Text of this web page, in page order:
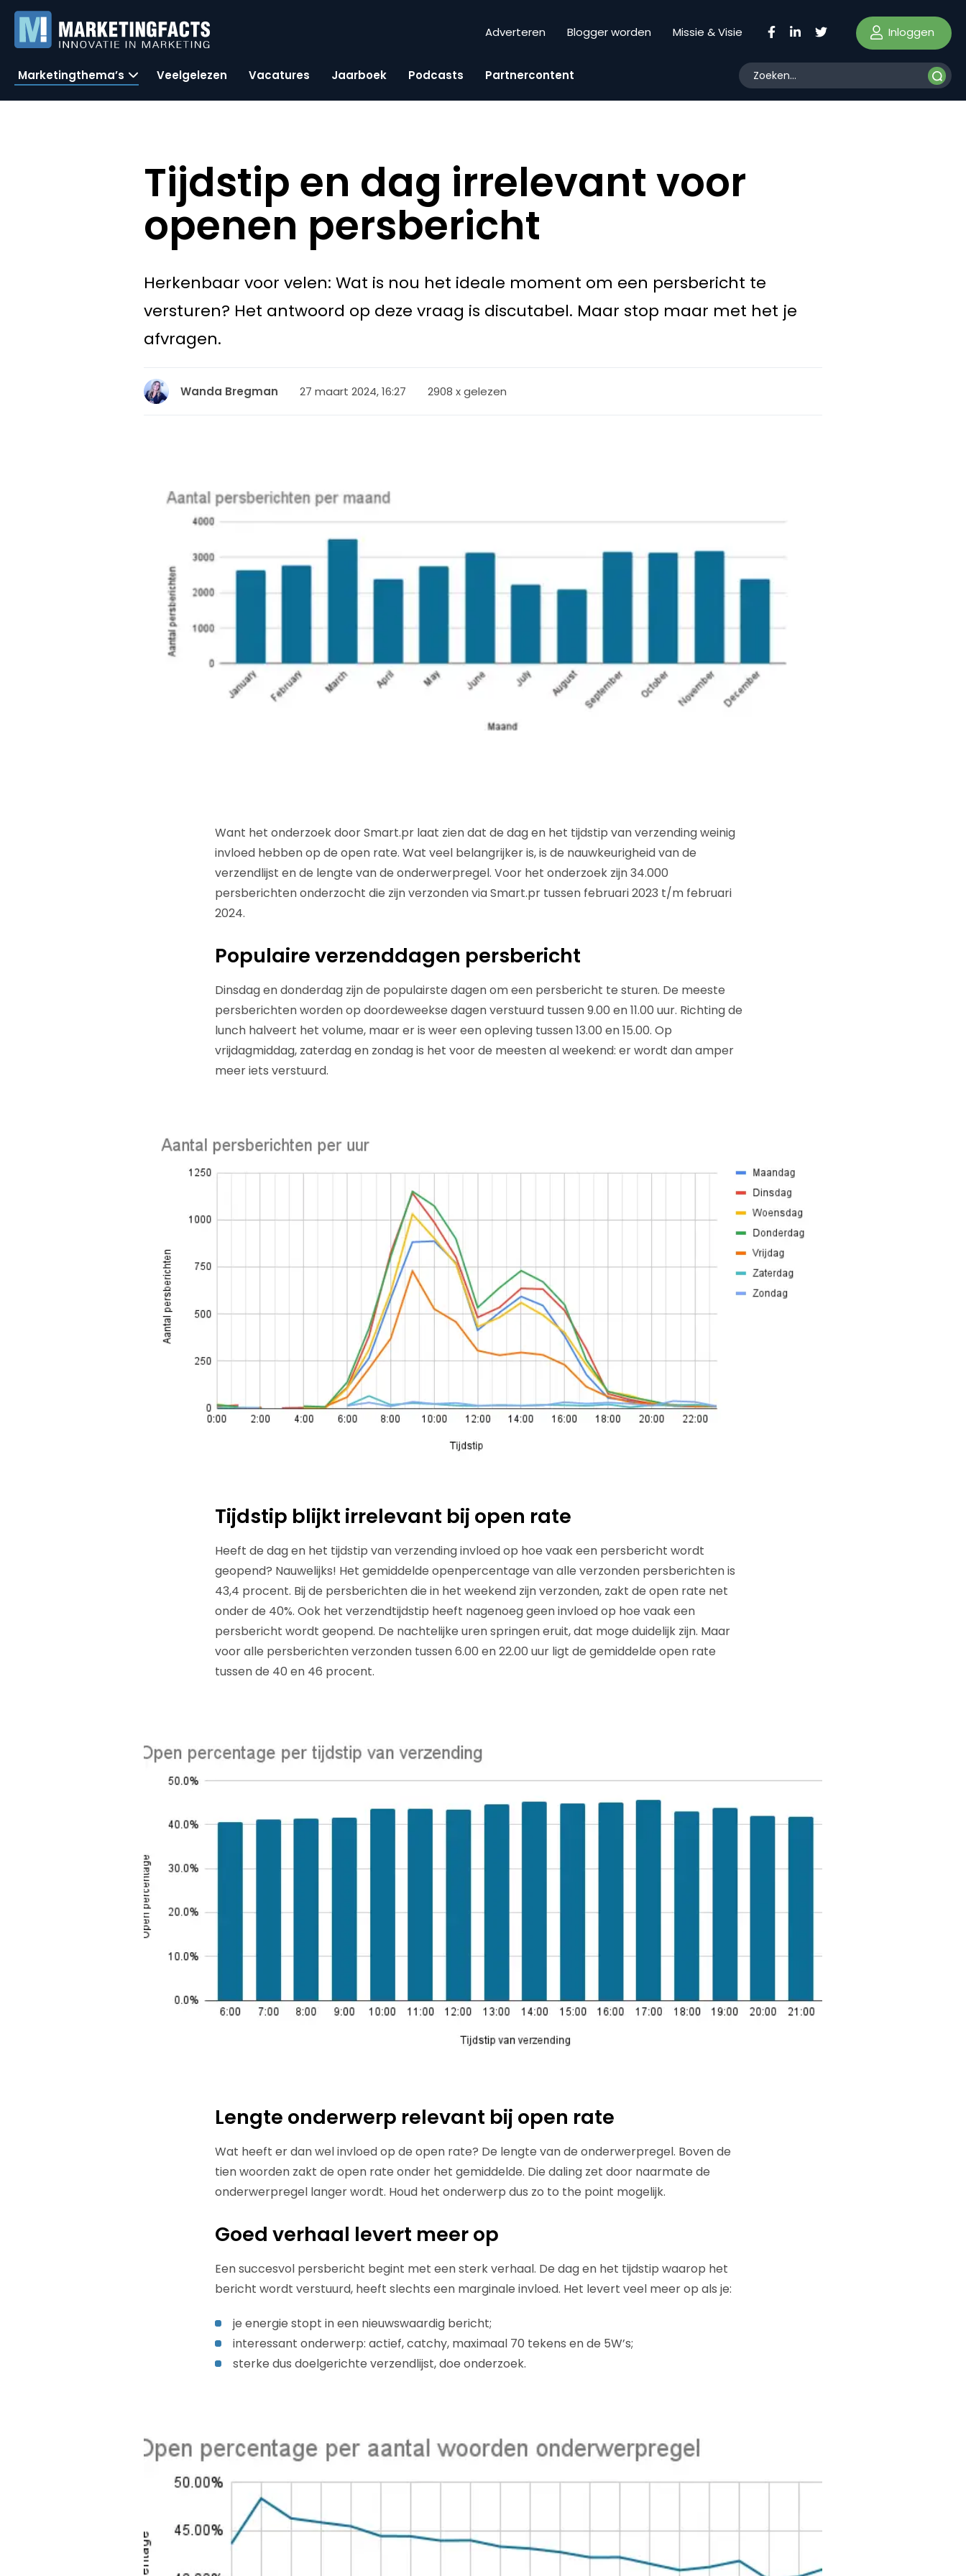
Adverteren Blogger worden Missie & Visie Inloggen
Marketingthema’s Veelgelezen Vacatures Jaarboek Podcasts Partnercontent
Tijdstip en dag irrelevant voor
openen persbericht
Herkenbaar voor velen: Wat is nou het ideale moment om een persbericht te
versturen? Het antwoord op deze vraag is discutabel. Maar stop maar met het je
afvragen.
Wanda Bregman 27 maart 2024, 16:27 2908 x gelezen
Want het onderzoek door Smart.pr laat zien dat de dag en het tijdstip van verzending weinig
invloed hebben op de open rate. Wat veel belangrijker is, is de nauwkeurigheid van de
verzendlijst en de lengte van de onderwerpregel. Voor het onderzoek zijn 34.000
persberichten onderzocht die zijn verzonden via Smart.pr tussen februari 2023 t/m februari
2024.
Populaire verzenddagen persbericht
Dinsdag en donderdag zijn de populairste dagen om een persbericht te sturen. De meeste
persberichten worden op doordeweekse dagen verstuurd tussen 9.00 en 11.00 uur. Richting de
lunch halveert het volume, maar er is weer een opleving tussen 13.00 en 15.00. Op
vrijdagmiddag, zaterdag en zondag is het voor de meesten al weekend: er wordt dan amper
meer iets verstuurd.
Tijdstip blijkt irrelevant bij open rate
Heeft de dag en het tijdstip van verzending invloed op hoe vaak een persbericht wordt
geopend? Nauwelijks! Het gemiddelde openpercentage van alle verzonden persberichten is
43,4 procent. Bij de persberichten die in het weekend zijn verzonden, zakt de open rate net
onder de 40%. Ook het verzendtijdstip heeft nagenoeg geen invloed op hoe vaak een
persbericht wordt geopend. De nachtelijke uren springen eruit, dat moge duidelijk zijn. Maar
voor alle persberichten verzonden tussen 6.00 en 22.00 uur ligt de gemiddelde open rate
tussen de 40 en 46 procent.
Lengte onderwerp relevant bij open rate
Wat heeft er dan wel invloed op de open rate? De lengte van de onderwerpregel. Boven de
tien woorden zakt de open rate onder het gemiddelde. Die daling zet door naarmate de
onderwerpregel langer wordt. Houd het onderwerp dus zo to the point mogelijk.
Goed verhaal levert meer op
Een succesvol persbericht begint met een sterk verhaal. De dag en het tijdstip waarop het
bericht wordt verstuurd, heeft slechts een marginale invloed. Het levert veel meer op als je:
je energie stopt in een nieuwswaardig bericht;
interessant onderwerp: actief, catchy, maximaal 70 tekens en de 5W’s;
sterke dus doelgerichte verzendlijst, doe onderzoek.